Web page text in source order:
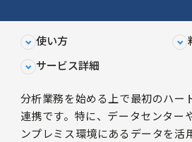
使い方
サービス詳細
分析業務を始める上で最初のハー
連携です。特に、データセンター
ンプレミス環境にあるデータを活